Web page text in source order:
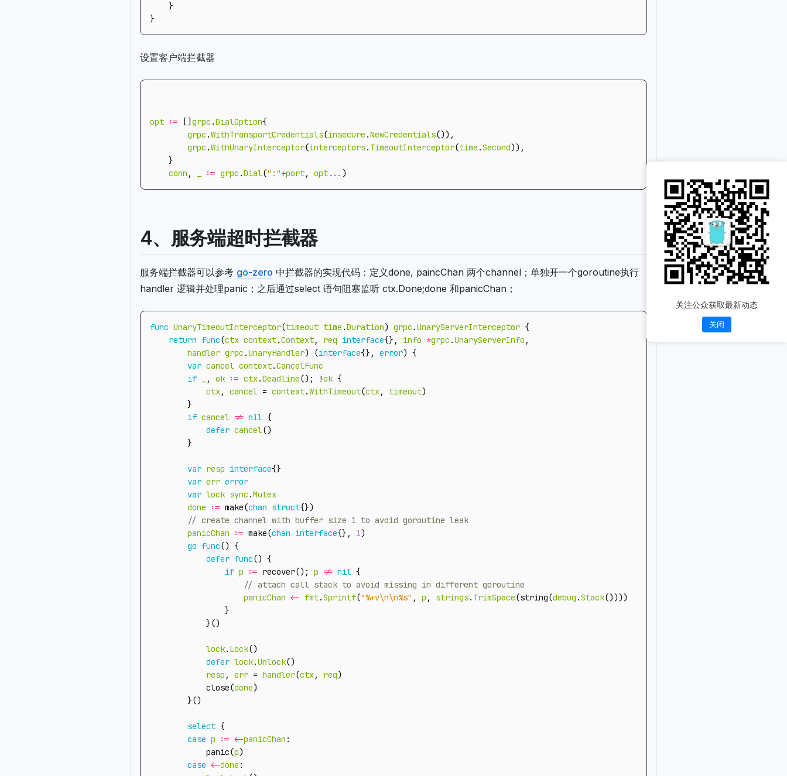
}
}
设置客户端拦截器
opt := [] grpc .DialOption{
grpc .WithTransportCredentials(insecure .NewCredentials()),
grpc .WithUnaryInterceptor(interceptors. TimeoutInterceptor(time .Second)),
}
conn , := grpc .Dial(":"+port, opt ... )
4、服务端超时拦截器
服务端拦截器可以参考 go-zero 中拦截器的实现代码：定义done, paincChan 两个channel；单独开一个goroutine执行
handler 逻辑并处理panic；之后通过select 语句阻塞监听 ctx.Done;done 和panicChan；
func UnaryTimeoutInterceptor(timeout time .Duration) grpc .UnaryServerInterceptor {
return func(ctx context.Context, req interface{}, info *grpc .UnaryServerInfo ,
handler grpc .UnaryHandler) (interface{}, error) {
var cancel context.CancelFunc
if
, ok := ctx.Deadline(); !ok {
ctx, cancel = context.WithTimeout(ctx, timeout)
}
if cancel != nil {
defer cancel()
}
var resp interface{}
var err error
var lock sync .Mutex
done
:= make(chan struct{})
panicChan
:= make(chan interface{}, 1)
go func() {
defer func() {
if p := recover(); p != nil {
panicChan <- fmt.Sprintf("%+v\n\n%s" , p , strings. TrimSpace(string(debug .Stack())))
}
}()
lock. Lock()
defer lock.Unlock()
resp , err = handler(ctx, req)
close(done)
}()
select {
case p := <-panicChan :
panic(p)
case <-done :
关注公众获取最新动态
关闭